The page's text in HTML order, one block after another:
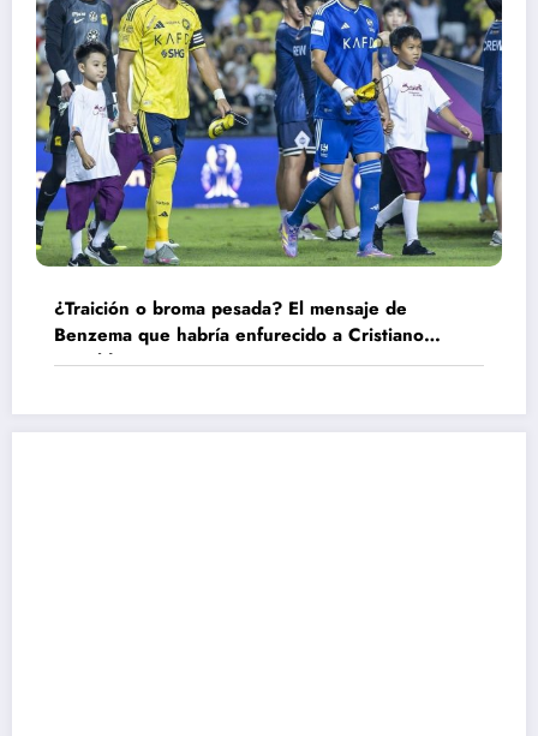
¿Traición o broma pesada? El mensaje de
Benzema que habría enfurecido a Cristiano
Ronaldo